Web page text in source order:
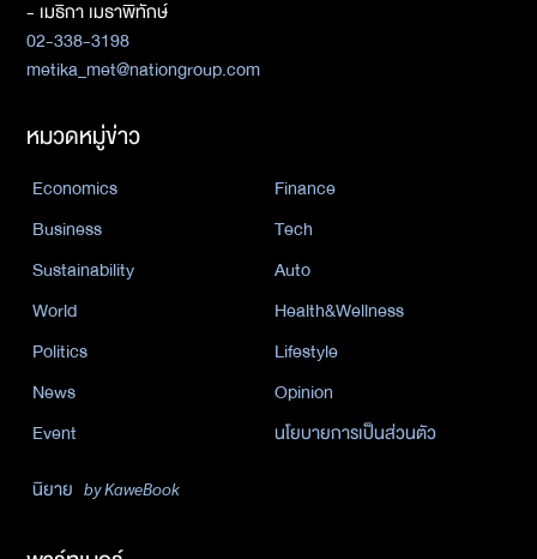
- เมธิกา เมธาพิทักษ์
02-338-3198
metika_met@nationgroup.com
หมวดหมู่ข่าว
Economics
Finance
Business
Tech
Sustainability
Auto
World
Health&Wellness
Politics
Lifestyle
News
Opinion
Event
นโยบายการเป็นส่วนตัว
นิยาย by KaweBook